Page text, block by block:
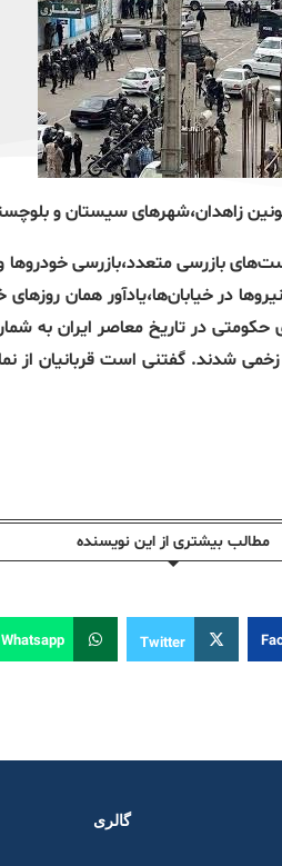
بازرسی متعدد،بازرسی
سرکوب‌های حکومتی در تاریخ معاصر
شدند. گفتنی است قربانیان از
مطالب بیشتری از این نویسندە
Twitter
Whatsapp
گالری